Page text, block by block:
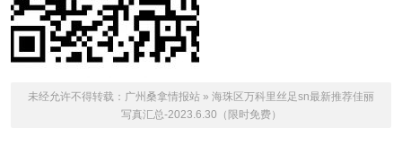
未经允许不得转载： 广州桑拿情报站 » 海珠区万科里丝足sn最新推荐佳丽
写真汇总-2023.6.30（限时免费）